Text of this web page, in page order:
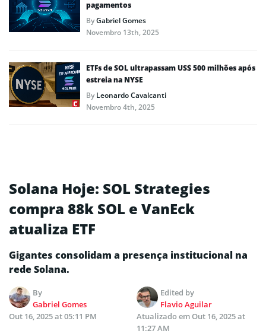
pagamentos
ByGabriel Gomes
Novembro 13th, 2025
ETFs de SOL ultrapassam US$ 500 milhões após
estreia na NYSE
ByLeonardo Cavalcanti
Novembro 4th, 2025
Solana Hoje: SOL Strategies
compra 88k SOL e VanEck
atualiza ETF
Gigantes consolidam a presença institucional na
rede Solana.
By
Gabriel Gomes
Edited by
Flavio Aguilar
Out 16, 2025 at 05:11 PM
Atualizado emOut 16, 2025 at
11:27 AM